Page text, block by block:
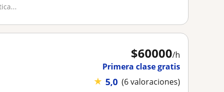
$60000/h
Primera clase gratis
★ 5,0 (6 valoraciones)